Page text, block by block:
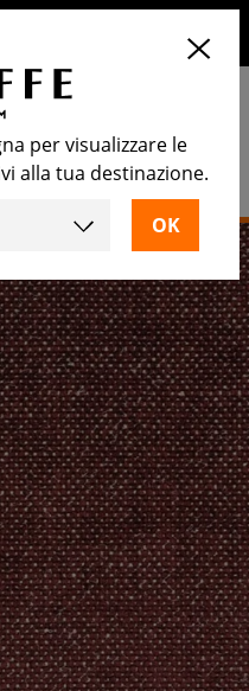
per visualizzare le
alla tua destinazione.